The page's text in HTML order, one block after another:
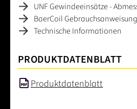
UNF Gewindeeinsätze -
BaerCoil Gebrauchsanweisung
Technische Informationen
PRODUKTDATENBLATT
Produktdatenblatt